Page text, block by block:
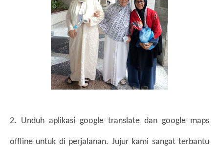
2. Unduh aplikasi google translate dan google maps
offline untuk di perjalanan. Jujur kami sangat terbantu